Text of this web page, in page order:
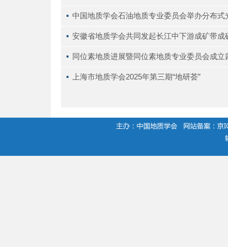
▪ 中国地质学会石油地质专业委员会举办分布式
▪ 安徽省地质学会共同发起长江中下游成矿带成
▪ 同位素地质进展暨同位素地质专业委员会成
▪ 上海市地质学会2025年第三期“地研荟”
.